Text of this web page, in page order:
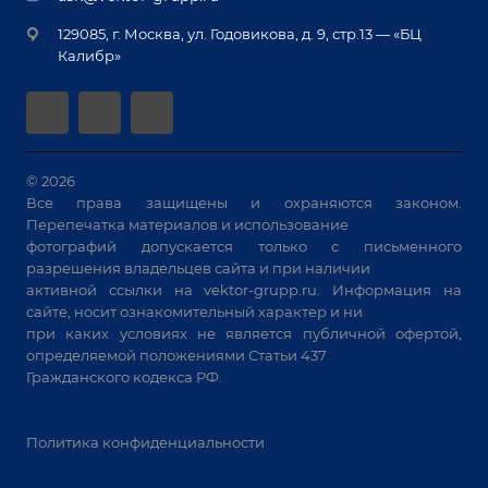
Позиционеры и вращатели
Машины контактной сварки
Универсальные зажимы
Системы аспирации
Станки лазерной резки
Решения для учебных заведений
Гарантия
автоматизации
129085, г. Москва, ул. Годовикова, д. 9, стр.13 — «БЦ
Калибр»
© 2026
Все права защищены и охраняются законом.
Перепечатка материалов и использование
фотографий допускается только с письменного
разрешения владельцев сайта и при наличии
активной ссылки наvektor-grupp.ru . Информация на
сайте, носит ознакомительный характер и ни
при каких условиях не является публичной офертой,
определяемой положениями Статьи 437
Гражданского кодекса РФ.
Политика конфиденциальности